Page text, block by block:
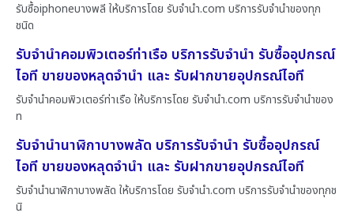
รับซื้อiphoneบางพลี ให้บริการโดย รับจํานํา.com บริการรับจำนำของทุก
ชนิด
รับจำนำคอมพิวเตอร์ท่าเรือ บริการรับจำนำ รับซื้ออุปกรณ์
ไอที ขายของหลุดจำนำ และ รับฝากขายอุปกรณ์ไอที
รับจำนำคอมพิวเตอร์ท่าเรือ ให้บริการโดย รับจํานํา.com บริการรับจำนำของ
ท
รับจำนำนาฬิกาบางพลัด บริการรับจำนำ รับซื้ออุปกรณ์
ไอที ขายของหลุดจำนำ และ รับฝากขายอุปกรณ์ไอที
รับจำนำนาฬิกาบางพลัด ให้บริการโดย รับจํานํา.com บริการรับจำนำของทุกช
นิ